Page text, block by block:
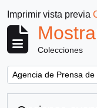
Imprimir vista previa
Colecciones
Remove filter:
Agencia de Prensa